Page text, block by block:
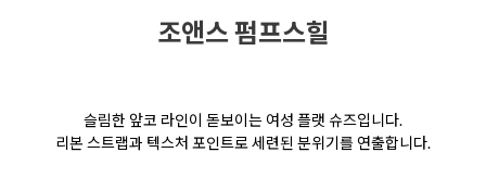
조앤스 펌프스힐
슬림한 앞코 라인이 돋보이는 여성 플랫 슈즈입니다.
리본 스트랩과 텍스처 포인트로 세련된 분위기를 연출합니다.